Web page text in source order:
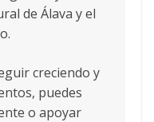
de Álava y el
creciendo y
puedes
o apoyar